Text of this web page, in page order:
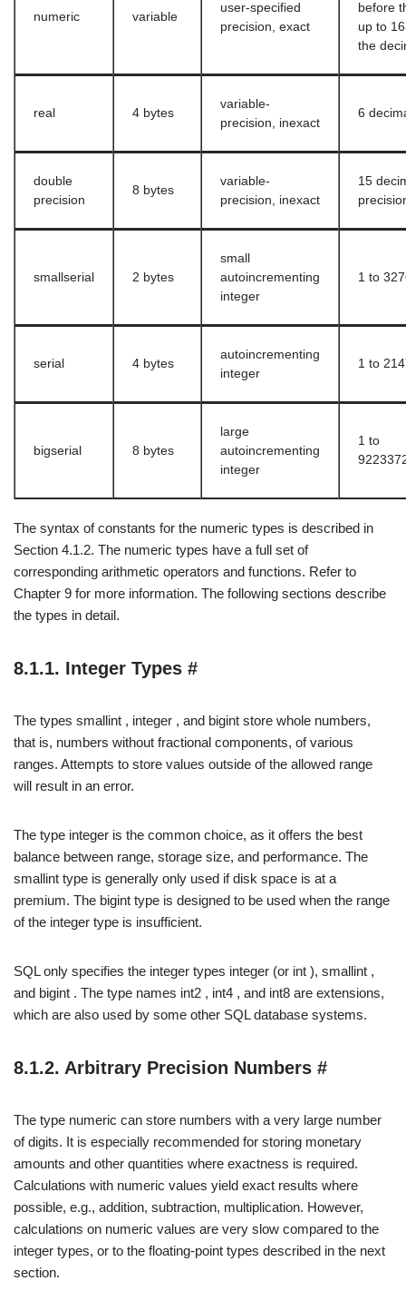
numeric variable
user-specified
precision, exact
before
up to
the
real 4 bytes
variable-
precision, inexact
6
double
precision
8 bytes
variable-
precision, inexact
15
smallserial 2 bytes
small
autoincrementing
integer
1 to
serial 4 bytes
autoincrementing
integer
1 to
bigserial 8 bytes
large
autoincrementing
integer
1 to
The syntax of constants for the numeric types is described in
Section 4.1.2. The numeric types have a full set of
corresponding arithmetic operators and functions. Refer to
Chapter 9 for more information. The following sections describe
the types in detail.
8.1.1. Integer Types #
The types smallint , integer , and bigint store whole numbers,
that is, numbers without fractional components, of various
ranges. Attempts to store values outside of the allowed range
will result in an error.
The type integer is the common choice, as it offers the best
balance between range, storage size, and performance. The
smallint type is generally only used if disk space is at a
premium. The bigint type is designed to be used when the range
of the integer type is insufficient.
SQL only specifies the integer types integer (or int ), smallint ,
and bigint . The type names int2 , int4 , and int8 are extensions,
which are also used by some other SQL database systems.
8.1.2. Arbitrary Precision Numbers #
The type numeric can store numbers with a very large number
of digits. It is especially recommended for storing monetary
amounts and other quantities where exactness is required.
Calculations with numeric values yield exact results where
possible, e.g., addition, subtraction, multiplication. However,
calculations on numeric values are very slow compared to the
integer types, or to the floating-point types described in the next
section.